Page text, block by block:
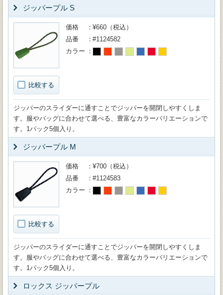
ジッパープル S
比較する
価格
¥660（税込）
品番
#1124582
カラー
ジッパーのスライダーに通すことでジッパーを開閉しやすくしま
す。服やバッグに合わせて選べる、豊富なカラーバリエーションで
す。1パック5個入り。
ジッパープル M
比較する
価格
¥700（税込）
品番
#1124583
カラー
ジッパーのスライダーに通すことでジッパーを開閉しやすくしま
す。服やバッグに合わせて選べる、豊富なカラーバリエーションで
す。1パック5個入り。
ロックス ジッパープル